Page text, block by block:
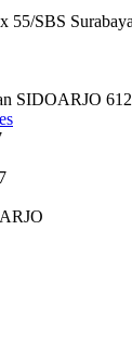
SBS
SIDOARJO